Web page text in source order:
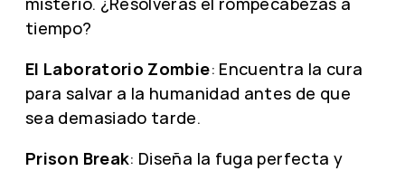
tiempo?
El Laboratorio Zombie: Encuentra la cura
para salvar a la humanidad antes de que
sea demasiado tarde.
Prison Break: Diseña la fuga perfecta y